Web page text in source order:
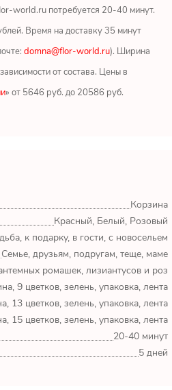
world.ru потребуется 20-40 минут.
Время на доставку 35 минут
domna@flor-world.ru). Ширина
от состава. Цены в
» от 5646 руб. до 20586 руб.
Корзина
Красный, Белый, Розовый
к подарку, в гости, с новосельем
Семье, друзьям, подругам, теще, маме
ромашек, лизиантусов и роз
9 цветков, зелень, упаковка, лента
13 цветков, зелень, упаковка, лента
15 цветков, зелень, упаковка, лента
20-40 минут
5 дней